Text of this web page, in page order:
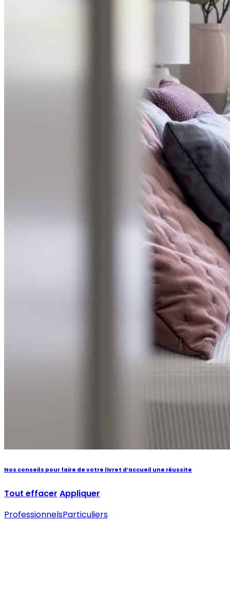
Nos conseils pour faire de votre livret d’accueil une réussite
Tout effacer Appliquer
ProfessionnelsParticuliers